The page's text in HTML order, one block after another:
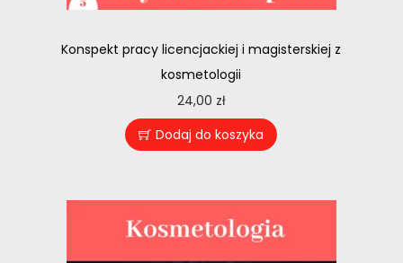
Konspekt pracy licencjackiej i magisterskiej z
kosmetologii
24,00 zł
Dodaj do koszyka